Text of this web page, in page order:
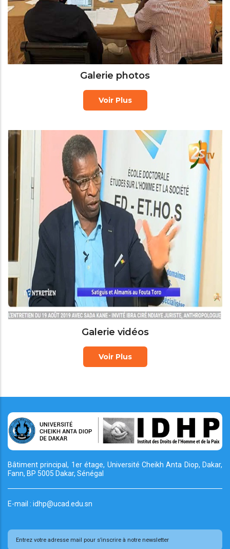
Galerie photos
Voir Plus
Galerie vidéos
Voir Plus
Bâtiment principal, 1er étage, Université CheikhAnta Diop, Dakar,
Fann, BP 5005 Dakar, Sénégal
E-mail : idhp@ucad.edu.sn